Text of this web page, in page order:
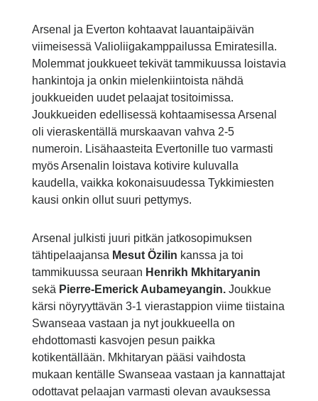
Arsenal ja Everton kohtaavat lauantaipäivän
viimeisessä Valioliigakamppailussa Emiratesilla.
Molemmat joukkueet tekivät tammikuussa loistavia
hankintoja ja onkin mielenkiintoista nähdä
joukkueiden uudet pelaajat tositoimissa.
Joukkueiden edellisessä kohtaamisessa Arsenal
oli vieraskentällä murskaavan vahva 2-5
numeroin. Lisähaasteita Evertonille tuo varmasti
myös Arsenalin loistava kotivire kuluvalla
kaudella, vaikka kokonaisuudessa Tykkimiesten
kausi onkin ollut suuri pettymys.
Arsenal julkisti juuri pitkän jatkosopimuksen
tähtipelaajansa Mesut Özilin kanssa ja toi
tammikuussa seuraan Henrikh Mkhitaryanin
sekä Pierre-Emerick Aubameyangin. Joukkue
kärsi nöyryyttävän 3-1 vierastappion viime tiistaina
Swanseaa vastaan ja nyt joukkueella on
ehdottomasti kasvojen pesun paikka
kotikentällään. Mkhitaryan pääsi vaihdosta
mukaan kentälle Swanseaa vastaan ja kannattajat
odottavat pelaajan varmasti olevan avauksessa